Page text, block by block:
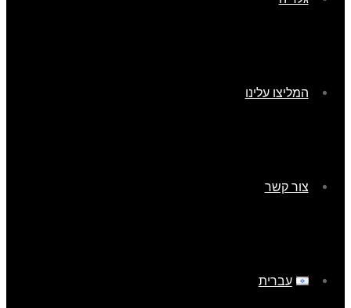
המליצו עלינו
צור קשר
עברית